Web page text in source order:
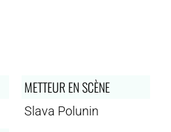
METTEUR EN SCÈNE
Slava Polunin